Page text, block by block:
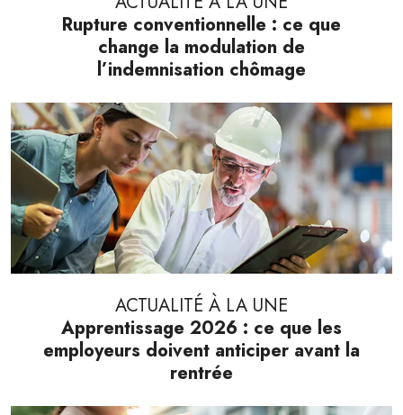
Rupture conventionnelle : ce que
change la modulation de
l’indemnisation chômage
ACTUALITÉ À LA UNE
Apprentissage 2026 : ce que les
employeurs doivent anticiper avant la
rentrée